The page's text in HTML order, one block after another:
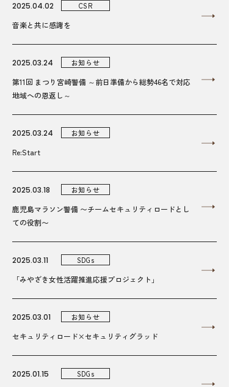
2025.04.02 CSR
音楽と共に感謝を
2025.03.24 お知らせ
第11回 まつり宮崎警備 ～前日準備から総勢46名で対応
地域への恩返し～
2025.03.24 お知らせ
Re:Start
2025.03.18 お知らせ
鹿児島マラソン警備 〜チームセキュリティロードとし
ての役割〜
2025.03.11 SDGs
「みやざき女性活躍推進応援プロジェクト」
2025.03.01 お知らせ
セキュリティロード×セキュリティグラッド
2025.01.15 SDGs